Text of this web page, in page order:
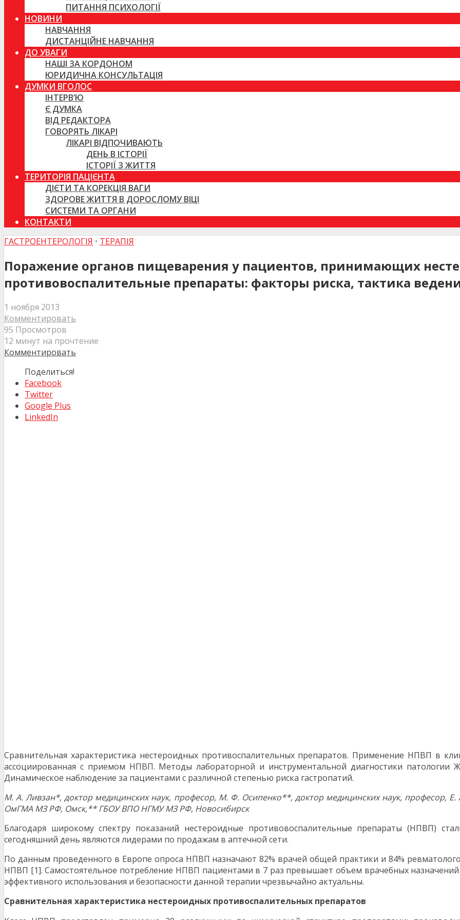
ПИТАННЯ ПСИХОЛОГІЇ
НОВИНИ
НАВЧАННЯ
ДИСТАНЦІЙНЕ НАВЧАННЯ
ДО УВАГИ
НАШІ ЗА КОРДОНОМ
ЮРИДИЧНА КОНСУЛЬТАЦІЯ
ДУМКИ ВГОЛОС
ІНТЕРВ’Ю
Є ДУМКА
ВІД РЕДАКТОРА
ГОВОРЯТЬ ЛІКАРІ
ЛІКАРІ ВІДПОЧИВАЮТЬ
ДЕНЬ В ІСТОРІЇ
ІСТОРІЇ З ЖИТТЯ
ТЕРИТОРІЯ ПАЦІЄНТА
ДІЄТИ ТА КОРЕКЦІЯ ВАГИ
ЗДОРОВЕ ЖИТТЯ В ДОРОСЛОМУ ВІЦІ
СИСТЕМИ ТА ОРГАНИ
КОНТАКТИ
ГАСТРОЕНТЕРОЛОГІЯ • ТЕРАПІЯ
Поражение органов пищеварения у пациентов, принимающих
противовоспалительные препараты: факторы риска, тактика
1 ноября 2013
Комментировать
95 Просмотров
12 минут на прочтение
Комментировать
Поделиться!
Facebook
Twitter
Google Plus
LinkedIn
Сравнительная характеристика нестероидных противоспалительных препаратов. Применение НПВП в
ассоциированная с приемом НПВП. Методы лабораторной и инструментальной диагностики
Динамическое наблюдение за пациентами с различной степенью риска гастропатий.
М. А. Ливзан*, доктор медицинских наук, професор, М. Ф. Осипенко**, доктор медицинских наук, професор,
ОмГМА МЗ РФ, Омск,** ГБОУ ВПО НГМУ МЗ РФ, Новосибирск
Благодаря широкому спектру показаний нестероидные противовоспалительные препараты (НПВП)
сегодняшний день являются лидерами по продажам в аптечной сети.
По данным проведенного в Европе опроса НПВП назначают 82% врачей общей практики и 84%
НПВП [1]. Самостоятельное потребление НПВП пациентами в 7 раз превышает объем врачебных
эффективного использования и безопасности данной терапии чрезвычайно актуальны.
Сравнительная характеристика нестероидных противоспалительных препаратов